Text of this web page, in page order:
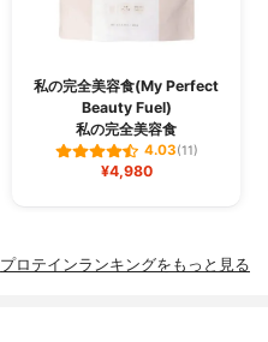
私の完全美容食(My Perfect
Beauty Fuel)
私の完全美容食
4.03(11)
¥4,980
プロテインランキングをもっと見る